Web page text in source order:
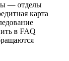
— отделы
карта
в FAQ